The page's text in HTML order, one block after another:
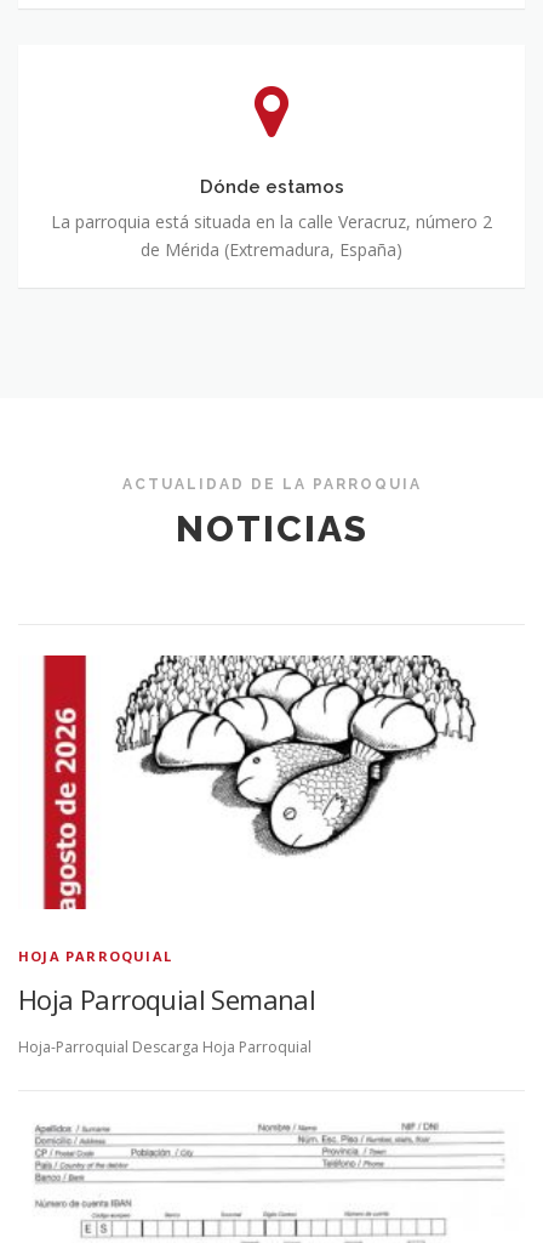
Dónde estamos
La parroquia está situada en la calle Veracruz, número 2
de Mérida (Extremadura, España)
ACTUALIDAD DE LA PARROQUIA
NOTICIAS
HOJA PARROQUIAL
Hoja Parroquial Semanal
Hoja-Parroquial Descarga Hoja Parroquial